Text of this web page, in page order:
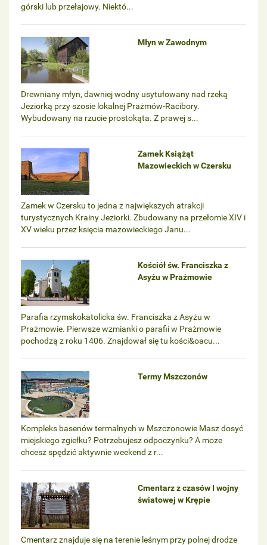
górski lub przełajowy. Niektó...
Młyn w Zawodnym
Drewniany młyn, dawniej wodny usytułowany nad rzeką
Jeziorką przy szosie lokalnej Prażmów-Racibory.
Wybudowany na rzucie prostokąta. Z prawej s...
Zamek Książąt
Mazowieckich w Czersku
Zamek w Czersku to jedna z największych atrakcji
turystycznych Krainy Jeziorki. Zbudowany na przełomie XIV i
XV wieku przez księcia mazowieckiego Janu...
Kościół św. Franciszka z
Asyżu w Prażmowie
Parafia rzymskokatolicka św. Franciszka z Asyżu w
Prażmowie. Pierwsze wzmianki o parafii w Prażmowie
pochodzą z roku 1406. Znajdował się tu kości&oacu...
Termy Mszczonów
Kompleks basenów termalnych w Mszczonowie Masz dosyć
miejskiego zgiełku? Potrzebujesz odpoczynku? A może
chcesz spędzić aktywnie weekend z r...
Cmentarz z czasów I wojny
światowej w Krępie
Cmentarz znajduje się na terenie leśnym przy polnej drodze